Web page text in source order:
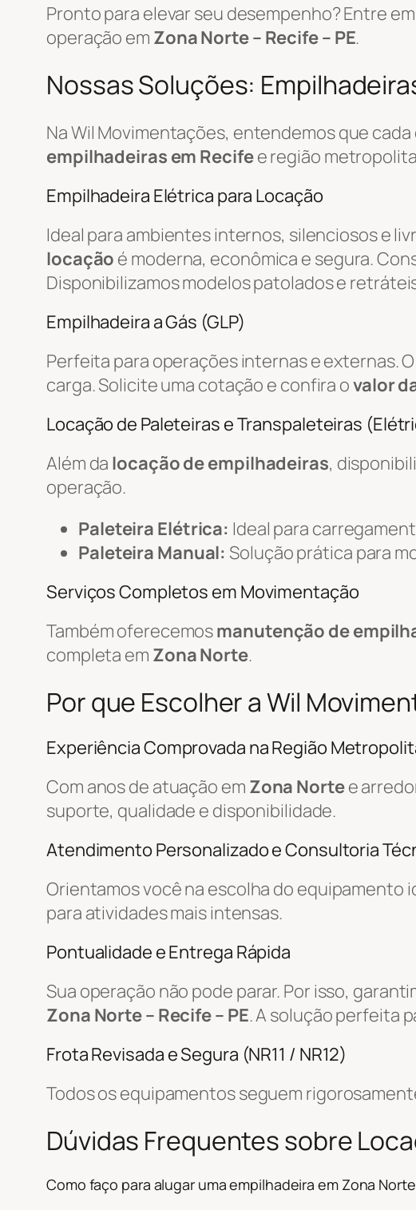
Pronto para elevar seu desempenho? Entre
operação em Zona Norte – Recife – PE.
Nossas Soluções:
Na Wil Movimentações, entendemos que
empilhadeiras em Recifee região
Empilhadeira Elétrica para Locação
Ideal para ambientes internos, silenciosos e
locação é moderna, econômica e segura.
Disponibilizamos modelos patolados e
Empilhadeira a Gás (GLP)
Perfeita para operações internas e externas. O
carga. Solicite uma cotação e confira ovalor
Locação de Paleteiras e Transpaleteiras
Além da locação de empilhadeiras,
operação.
Paleteira Elétrica: Ideal para
Paleteira Manual: Solução prática para
Serviços Completos em Movimentação
Também oferecemosmanutenção de
completa em Zona Norte.
Por que Escolher a Wil
Experiência Comprovada na Região
Com anos de atuação em Zona Nortee
suporte, qualidade e disponibilidade.
Atendimento Personalizado e Consultoria
Orientamos você na escolha do equipamento
para atividades mais intensas.
Pontualidade e Entrega Rápida
Sua operação não pode parar. Por isso,
Zona Norte – Recife – PE. A solução perfeita
Frota Revisada e Segura (NR11 / NR12)
Todos os equipamentos seguem
Dúvidas Frequentes sobre
Como faço para alugar uma empilhadeira em Zona